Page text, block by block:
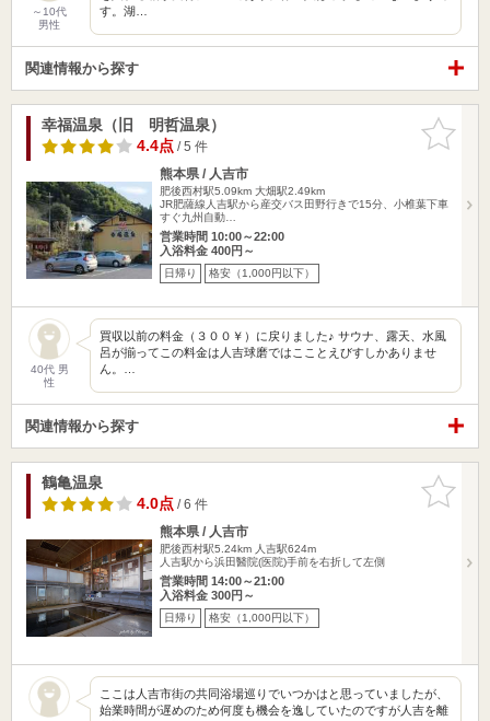
～10代
男性
す。湖…
関連情報から探す
お気に入
りに追加
幸福温泉（旧 明哲温泉）
4.4点/ 5 件
熊本県 / 人吉市
肥後西村駅5.09km 大畑駅2.49km
JR肥薩線人吉駅から産交バス田野行きで15分、小椎葉下車
すぐ九州自動…
営業時間 10:00～22:00
入浴料金 400円～
日帰り 格安（1,000円以下）
40代 男
性
買収以前の料金（３００￥）に戻りました♪ サウナ、露天、水風
呂が揃ってこの料金は人吉球磨ではこことえびすしかありませ
ん。…
関連情報から探す
お気に入
りに追加
鶴亀温泉
4.0点/ 6 件
熊本県 / 人吉市
肥後西村駅5.24km 人吉駅624m
人吉駅から浜田醫院(医院)手前を右折して左側
営業時間 14:00～21:00
入浴料金 300円～
日帰り 格安（1,000円以下）
ここは人吉市街の共同浴場巡りでいつかはと思っていましたが、
始業時間が遅めのため何度も機会を逸していたのですが人吉を離